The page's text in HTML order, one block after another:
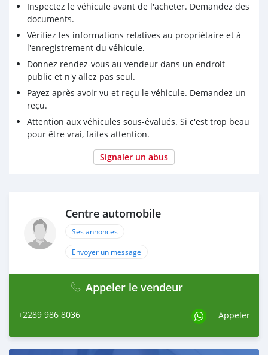
Inspectez le véhicule avant de l'acheter. Demandez des
documents.
Vérifiez les informations relatives au propriétaire et à
l'enregistrement du véhicule.
Donnez rendez-vous au vendeur dans un endroit
public et n'y allez pas seul.
Payez après avoir vu et reçu le véhicule. Demandez un
reçu.
Attention aux véhicules sous-évalués. Si c'est trop beau
pour être vrai, faites attention.
Signaler un abus
Centre automobile
Ses annonces
Envoyer un message
Appeler le vendeur
+2289 986 8036 Appeler